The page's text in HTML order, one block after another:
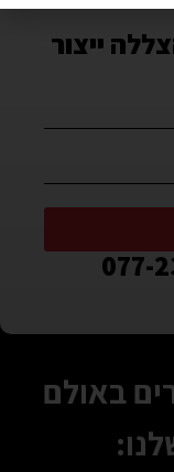
באולם
ייצור